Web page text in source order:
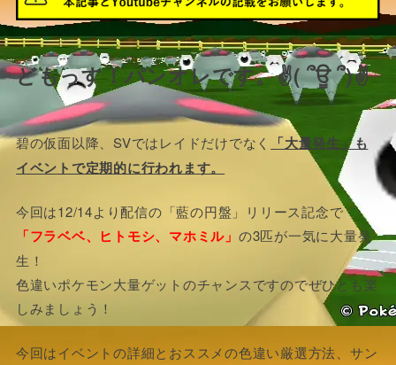
どもっす！パンオレです。✌( ՞ਊ ՞)✌
碧の仮面以降、SVではレイドだけでなく
「大量発生」も
イベントで定期的に行われます。
今回は12/14より配信の「藍の円盤」リリース記念で
「フラベベ、ヒトモシ、マホミル」 の3匹が一気に大量発
生！
色違いポケモン大量ゲットのチャンスですのでぜひとも楽
しみましょう！
今回はイベントの詳細とおススメの色違い厳選方法、サン